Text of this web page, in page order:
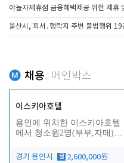
야놀자제휴점 금융혜택제공 위한 제휴
울산시, 피서․행락지 주변 불법행위 19
채용 메인박스
이스키아호텔
용인에 위치한 이스키아호텔
에서 청소원2명(부부,자매)을
경기 용인시
월 2,600,000원